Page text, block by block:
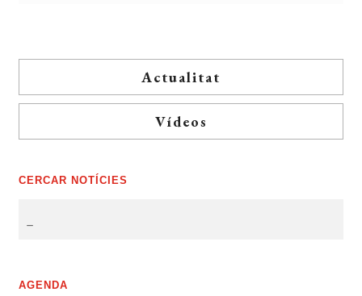
Actualitat
Vídeos
CERCAR NOTÍCIES
AGENDA